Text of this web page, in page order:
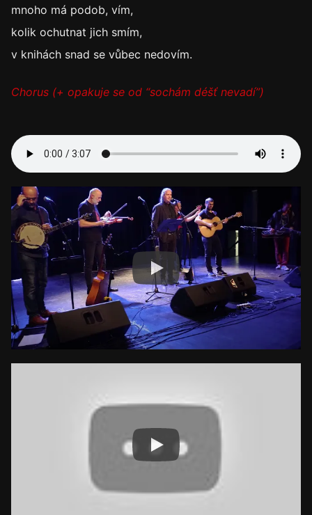
mnoho má podob, vím,
kolik ochutnat jich smím,
v knihách snad se vůbec nedovím.
Chorus (+ opakuje se od “sochám déšť nevadí”)